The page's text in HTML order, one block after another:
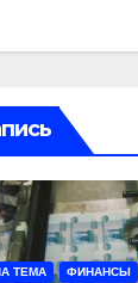
ТЕМА ФИНАНСЫ